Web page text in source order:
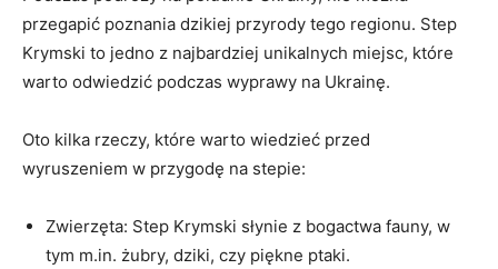
przegapić poznania dzikiej przyrody tego regionu. Step
Krymski to jedno z najbardziej unikalnych miejsc, które
warto odwiedzić podczas wyprawy na Ukrainę.
Oto kilka rzeczy, które warto wiedzieć przed
wyruszeniem w przygodę na stepie:
Zwierzęta: Step Krymski słynie z bogactwa fauny, w
tym m.in. żubry, dziki, czy piękne ptaki.